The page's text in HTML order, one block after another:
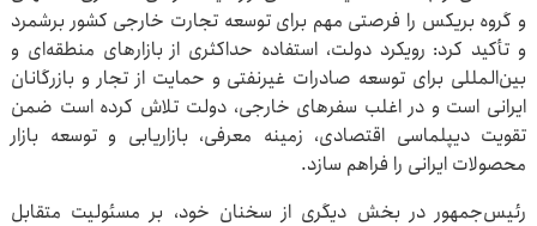
و گروه بریکس را فرصتی مهم برای توسعه تجارت خارجی کشور برشمرد
و تأکید کرد: رویکرد دولت، استفاده حداکثری از بازارهای منطقه‌ای و
بین‌المللی برای توسعه صادرات غیرنفتی و حمایت از تجار و بازرگانان
ایرانی است و در اغلب سفرهای خارجی، دولت تلاش کرده است ضمن
تقویت دیپلماسی اقتصادی، زمینه معرفی، بازاریابی و توسعه بازار
محصولات ایرانی را فراهم سازد.
رئیس‌جمهور در بخش دیگری از سخنان خود، بر مسئولیت متقابل